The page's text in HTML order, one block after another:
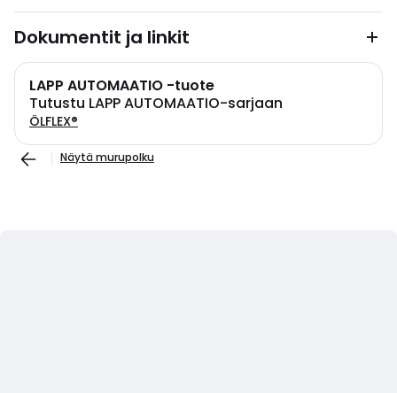
Dokumentit ja linkit
LAPP AUTOMAATIO -tuote
Tutustu LAPP AUTOMAATIO-sarjaan
ÖLFLEX®
Näytä murupolku